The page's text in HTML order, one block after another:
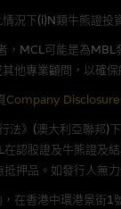
熊證而言，認股證
人或獲准使用者。除
或以任何其他形式傳
況下(i)N類牛熊證
MCL可能是為
他專業顧問，以確
Company
》(澳大利亞聯邦
認股證及牛熊證
押品。如發行人無
在香港中環港景街